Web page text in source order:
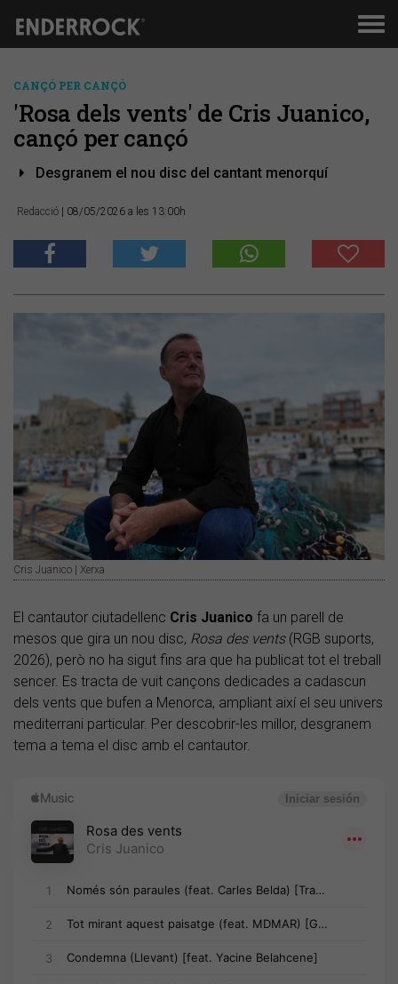
CANÇÓ PER CANÇÓ
'Rosa dels vents' de Cris Juanico,
cançó per cançó
Desgranem el nou disc del cantant menorquí
Redacció | 08/05/2026 a les 13:00h
Cris Juanico | Xerxa
El cantautor ciutadellenc Cris Juanico fa un parell de
mesos que gira un nou disc, Rosa des vents (RGB suports,
2026), però no ha sigut fins ara que ha publicat tot el treball
sencer. Es tracta de vuit cançons dedicades a cadascun
dels vents que bufen a Menorca, ampliant així el seu univers
mediterrani particular. Per descobrir-les millor, desgranem
tema a tema el disc amb el cantautor.